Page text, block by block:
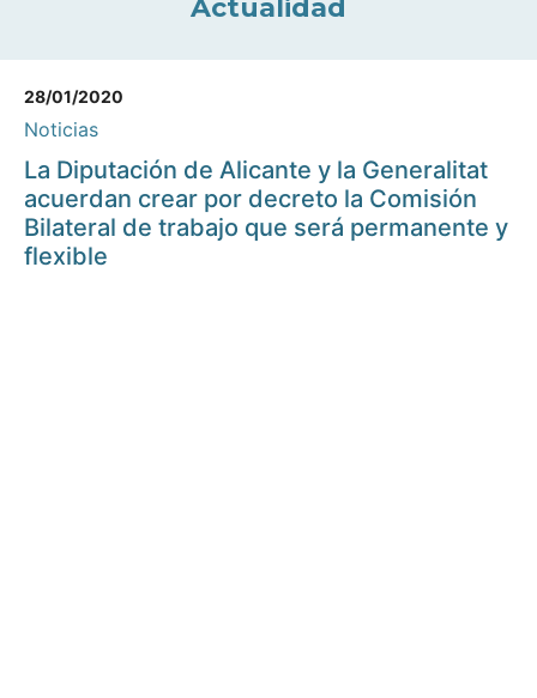
Actualidad
28/01/2020
Noticias
La Diputación de Alicante y la Generalitat
acuerdan crear por decreto la Comisión
Bilateral de trabajo que será permanente y
flexible